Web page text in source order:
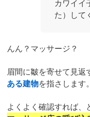
カワイイ
た）して
んん？マッサージ？
眉間に皺を寄せて見返
ある建物を指さします。
よくよく確認すれば、